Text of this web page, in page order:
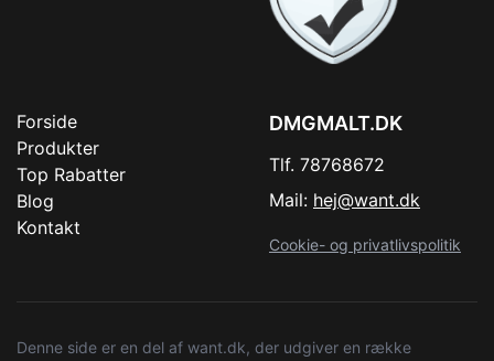
Forside
Produkter
Top Rabatter
Blog
Kontakt
DMGMALT.DK
Tlf. 78768672
Mail: hej@want.dk
Cookie- og privatlivspolitik
Denne side er en del af want.dk, der udgiver en række